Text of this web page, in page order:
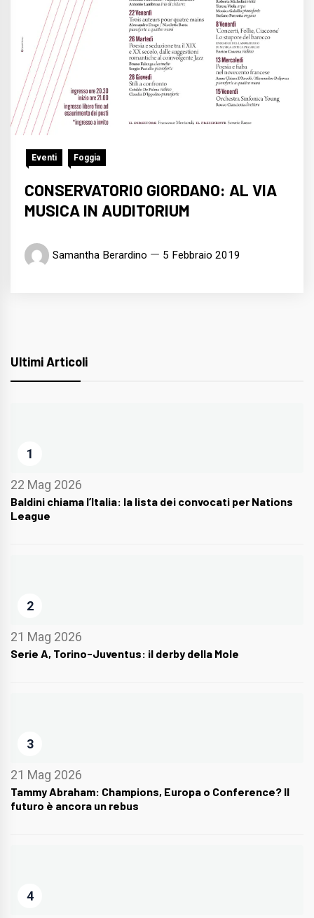
Eventi Foggia
CONSERVATORIO GIORDANO: AL VIA
MUSICA IN AUDITORIUM
Samantha Berardino 5 Febbraio 2019
Ultimi Articoli
1
22 Mag 2026
Baldini chiama l’Italia: la lista dei convocati per Nations
League
2
21 Mag 2026
Serie A, Torino-Juventus: il derby della Mole
3
21 Mag 2026
Tammy Abraham: Champions, Europa o Conference? Il
futuro è ancora un rebus
4